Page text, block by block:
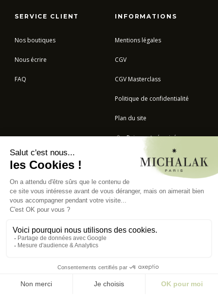
SERVICE CLIENT
Nos boutiques
Nous écrire
FAQ
INFORMATIONS
Mentions légales
CGV
CGV Masterclass
Politique de confidentialité
Plan du site
Paiement sécurisé
AND CO –AGENCE DIGITALE